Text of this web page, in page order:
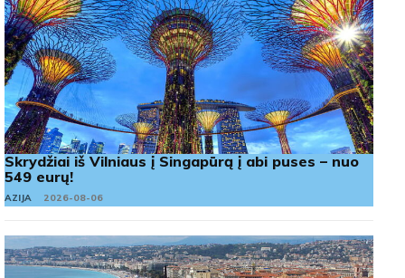
Skrydžiai iš Vilniaus į Singapūrą į abi puses – nuo
549 eurų!
AZIJA 2026-08-06